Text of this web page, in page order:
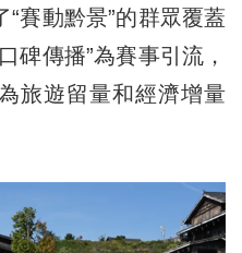
賽動黔景”的群眾覆蓋
碑傳播”為賽事引流，
旅遊留量和經濟增量